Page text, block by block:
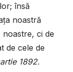
însă
noastră
noastre, ci de
de cele de
1892.